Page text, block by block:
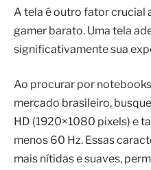
A tela é outro fator crucial
gamer barato. Uma tela
significativamente sua
Ao procurar por
mercado brasileiro,
HD (1920×1080 pixels) e
menos 60 Hz. Essas
mais nítidas e suaves,